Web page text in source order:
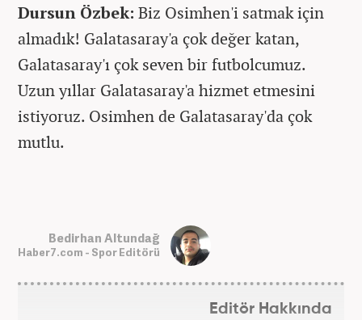
Dursun Özbek: Biz Osimhen'i satmak için
almadık! Galatasaray'a çok değer katan,
Galatasaray'ı çok seven bir futbolcumuz.
Uzun yıllar Galatasaray'a hizmet etmesini
istiyoruz. Osimhen de Galatasaray'da çok
mutlu.
Bedirhan Altundağ
Haber7.com - Spor Editörü
Editör Hakkında